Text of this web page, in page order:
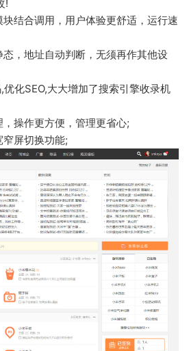
!
结合调用，用户体验更舒适，运行速
，地址自动判断，无须再作其他设
化SEO,大大增加了搜索引擎收录机
操作更方便，管理更省心;
屏切换功能;